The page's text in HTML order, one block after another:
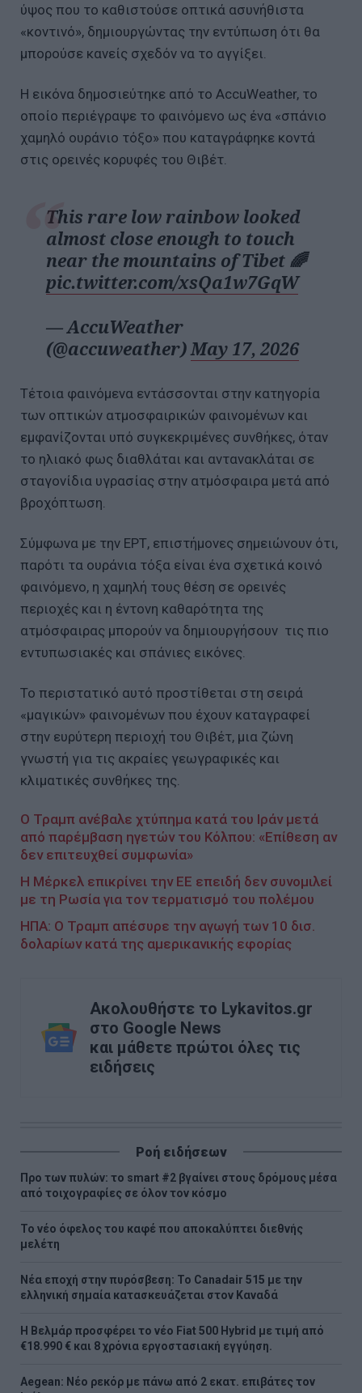
ύψος που το καθιστούσε οπτικά ασυνήθιστα
«κοντινό», δημιουργώντας την εντύπωση ότι θα
μπορούσε κανείς σχεδόν να το αγγίξει.
Η εικόνα δημοσιεύτηκε από το AccuWeather, το
οποίο περιέγραψε το φαινόμενο ως ένα «σπάνιο
χαμηλό ουράνιο τόξο» που καταγράφηκε κοντά
στις ορεινές κορυφές του Θιβέτ.
This rare low rainbow looked
almost close enough to touch
near the mountains of Tibet 🌈
pic.twitter.com/xsQa1w7GqW
— AccuWeather
(@accuweather)May 17, 2026
Τέτοια φαινόμενα εντάσσονται στην κατηγορία
των οπτικών ατμοσφαιρικών φαινομένων και
εμφανίζονται υπό συγκεκριμένες συνθήκες, όταν
το ηλιακό φως διαθλάται και αντανακλάται σε
σταγονίδια υγρασίας στην ατμόσφαιρα μετά από
βροχόπτωση.
Σύμφωνα με την ΕΡΤ, επιστήμονες σημειώνουν ότι,
παρότι τα ουράνια τόξα είναι ένα σχετικά κοινό
φαινόμενο, η χαμηλή τους θέση σε ορεινές
περιοχές και η έντονη καθαρότητα της
ατμόσφαιρας μπορούν να δημιουργήσουν τις πιο
εντυπωσιακές και σπάνιες εικόνες.
Το περιστατικό αυτό προστίθεται στη σειρά
«μαγικών» φαινομένων που έχουν καταγραφεί
στην ευρύτερη περιοχή του Θιβέτ, μια ζώνη
γνωστή για τις ακραίες γεωγραφικές και
κλιματικές συνθήκες της.
Ο Τραμπ ανέβαλε χτύπημα κατά του Ιράν μετά
από παρέμβαση ηγετών του Κόλπου: «Επίθεση αν
δεν επιτευχθεί συμφωνία»
Η Μέρκελ επικρίνει την ΕΕ επειδή δεν συνομιλεί
με τη Ρωσία για τον τερματισμό του πολέμου
ΗΠΑ: Ο Τραμπ απέσυρε την αγωγή των 10 δισ.
δολαρίων κατά της αμερικανικής εφορίας
Ακολουθήστε το Lykavitos.gr
στο Google News
και μάθετε πρώτοι όλες τις
ειδήσεις
Ροή ειδήσεων
Προ των πυλών: το smart #2 βγαίνει στους δρόμους μέσα
από τοιχογραφίες σε όλον τον κόσμο
Το νέο όφελος του καφέ που αποκαλύπτει διεθνής
μελέτη
Νέα εποχή στην πυρόσβεση: Το Canadair 515 με την
ελληνική σημαία κατασκευάζεται στον Καναδά
Η Βελμάρ προσφέρει τo νέο Fiat 500 Hybrid με τιμή από
€18.990 € και 8 χρόνια εργοστασιακή εγγύηση.
Aegean: Νέο ρεκόρ με πάνω από 2 εκατ. επιβάτες τον